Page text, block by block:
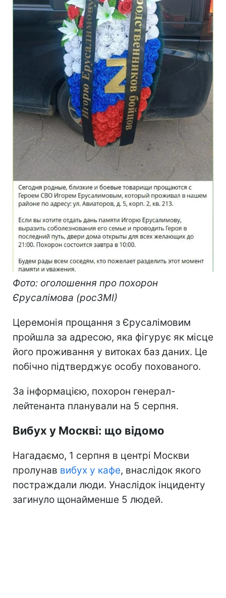
Фото: оголошення про похорон
Єрусалімова (росЗМІ)
Церемонія прощання з Єрусалімовим
пройшла за адресою, яка фігурує як місце
його проживання у витоках баз даних. Це
побічно підтверджує особу похованого.
За інформацією, похорон генерал-
лейтенанта планували на 5 серпня.
Вибух у Москві: що відомо
Нагадаємо, 1 серпня в центрі Москви
пролунав вибух у кафе, внаслідок якого
постраждали люди. Унаслідок інциденту
загинуло щонайменше 5 людей.